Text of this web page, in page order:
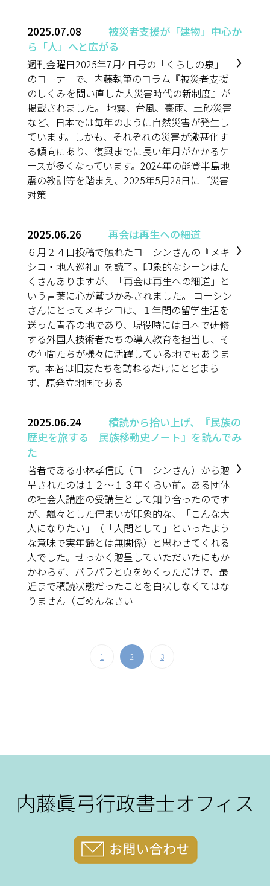
2025.07.08
被災者支援が「建物」中心か
ら「人」へと広がる
週刊金曜日2025年7月4日号の「くらしの泉」
のコーナーで、内藤執筆のコラム『被災者支援
のしくみを問い直した大災害時代の新制度』が
掲載されました。 地震、台風、豪雨、土砂災害
など、日本では毎年のように自然災害が発生し
ています。しかも、それぞれの災害が激甚化す
る傾向にあり、復興までに長い年月がかかるケ
ースが多くなっています。2024年の能登半島地
震の教訓等を踏まえ、2025年5月28日に『災害
対策
2025.06.26 再会は再生への細道
６月２４日投稿で触れたコーシンさんの『メキ
シコ・地人巡礼』を読了。印象的なシーンはた
くさんありますが、「再会は再生への細道」と
いう言葉に心が鷲づかみされました。 コーシン
さんにとってメキシコは、１年間の留学生活を
送った青春の地であり、現役時には日本で研修
する外国人技術者たちの導入教育を担当し、そ
の仲間たちが様々に活躍している地でもありま
す。本著は旧友たちを訪ねるだけにとどまら
ず、原発立地国である
2025.06.24
積読から拾い上げ、『民族の
歴史を旅する 民族移動史ノート』を読んでみ
た
著者である小林孝信氏（コーシンさん）から贈
呈されたのは１２～１３年くらい前。ある団体
の社会人講座の受講生として知り合ったのです
が、飄々とした佇まいが印象的な、「こんな大
人になりたい」（「人間として」といったよう
な意味で実年齢とは無関係）と思わせてくれる
人でした。せっかく贈呈していただいたにもか
かわらず、パラパラと頁をめくっただけで、最
近まで積読状態だったことを白状しなくてはな
りません（ごめんなさい
1 2 3
内藤眞弓行政書士オフィス